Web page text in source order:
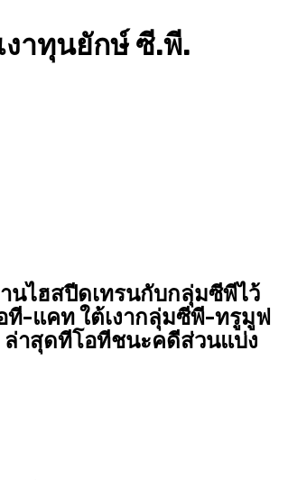
าทุนยักษ์ ซี.พี.
ไฮสปีดเทรนกับกลุ่มซีพีไว้
ที-แคท ใต้เงากลุ่มซีพี-ทรูมูฟ
ล่าสุดทีโอทีชนะคดีส่วนแบ่ง